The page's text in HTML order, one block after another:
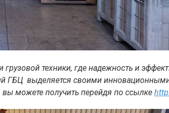
грузовой техники, где надежность и
ГБЦ выделяется своими
можете получить перейдя по ссылке